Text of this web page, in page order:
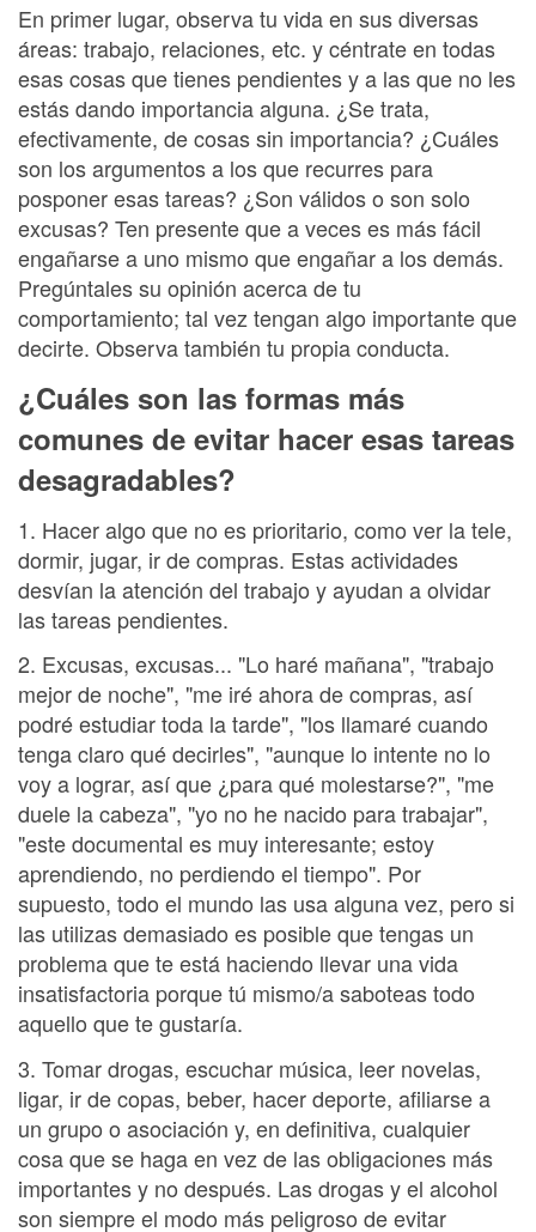
En primer lugar, observa tu vida en sus diversas
áreas: trabajo, relaciones, etc. y céntrate en todas
esas cosas que tienes pendientes y a las que no les
estás dando importancia alguna. ¿Se trata,
efectivamente, de cosas sin importancia? ¿Cuáles
son los argumentos a los que recurres para
posponer esas tareas? ¿Son válidos o son solo
excusas? Ten presente que a veces es más fácil
engañarse a uno mismo que engañar a los demás.
Pregúntales su opinión acerca de tu
comportamiento; tal vez tengan algo importante que
decirte. Observa también tu propia conducta.
¿Cuáles son las formas más
comunes de evitar hacer esas tareas
desagradables?
1. Hacer algo que no es prioritario, como ver la tele,
dormir, jugar, ir de compras. Estas actividades
desvían la atención del trabajo y ayudan a olvidar
las tareas pendientes.
2. Excusas, excusas... "Lo haré mañana", "trabajo
mejor de noche", "me iré ahora de compras, así
podré estudiar toda la tarde", "los llamaré cuando
tenga claro qué decirles", "aunque lo intente no lo
voy a lograr, así que ¿para qué molestarse?", "me
duele la cabeza", "yo no he nacido para trabajar",
"este documental es muy interesante; estoy
aprendiendo, no perdiendo el tiempo". Por
supuesto, todo el mundo las usa alguna vez, pero si
las utilizas demasiado es posible que tengas un
problema que te está haciendo llevar una vida
insatisfactoria porque tú mismo/a saboteas todo
aquello que te gustaría.
3. Tomar drogas, escuchar música, leer novelas,
ligar, ir de copas, beber, hacer deporte, afiliarse a
un grupo o asociación y, en definitiva, cualquier
cosa que se haga en vez de las obligaciones más
importantes y no después. Las drogas y el alcohol
son siempre el modo más peligroso de evitar